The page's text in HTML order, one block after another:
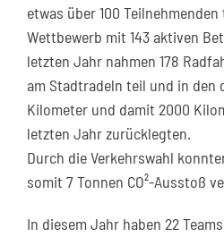
etwas über 100
Wettbewerb mit 143 aktiven
letzten Jahr nahmen 178
am Stadtradeln teil und in den
Kilometer und damit 2000
letzten Jahr zurücklegten.
Durch die Verkehrswahl
somit 7 Tonnen CO²-Ausstoß
In diesem Jahr haben 22